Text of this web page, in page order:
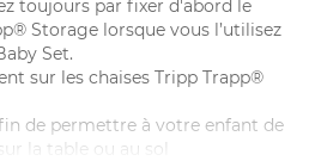
toujours par fixer d'abord le
Storage lorsque vous l’utilisez
Set.
sur les chaises Tripp Trapp®
de permettre à votre enfant de
la table ou au sol